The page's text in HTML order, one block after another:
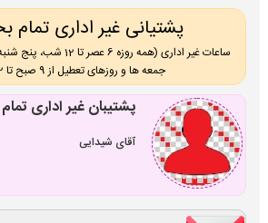
پشتیانی غیر اداری
جمعه ها و روزهای تعطیل از 9 صبح تا 12 شب)
پشتیبان غیر اداری
آقای شیدایی